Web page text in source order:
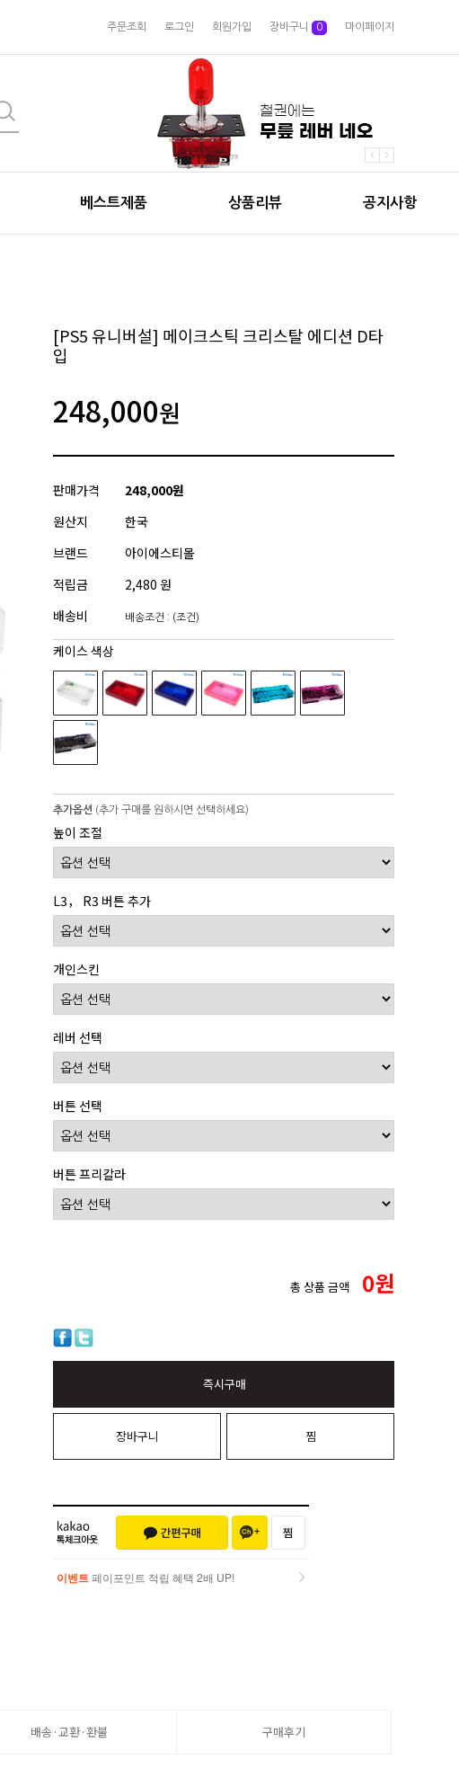
주문조회 로그인 회원가입 장바구니 0 마이페이지
베스트제품 상품리뷰 공지사항
[PS5 유니버설] 메이크스틱 크리스탈 에디션 D타
입
248,000원
판매가격
248,000원
원산지
한국
브랜드
아이에스티몰
적립금
2,480 원
배송비
배송조건 : (조건)
케이스 색상
추가옵션 (추가 구매를 원하시면 선택하세요)
높이 조절
L3， R3 버튼 추가
개인스킨
레버 선택
버튼 선택
버튼 프리칼라
총 상품 금액 0원
즉시구매
장바구니 찜
이벤트 페이포인트 적립 혜택 2배 UP!
배송·교환·환불 구매후기